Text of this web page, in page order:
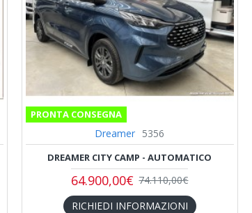
PRONTA CONSEGNA
Dreamer 5356
DREAMER CITY CAMP - AUTOMATICO
64.900,00€ 74.110,00€
RICHIEDI INFORMAZIONI